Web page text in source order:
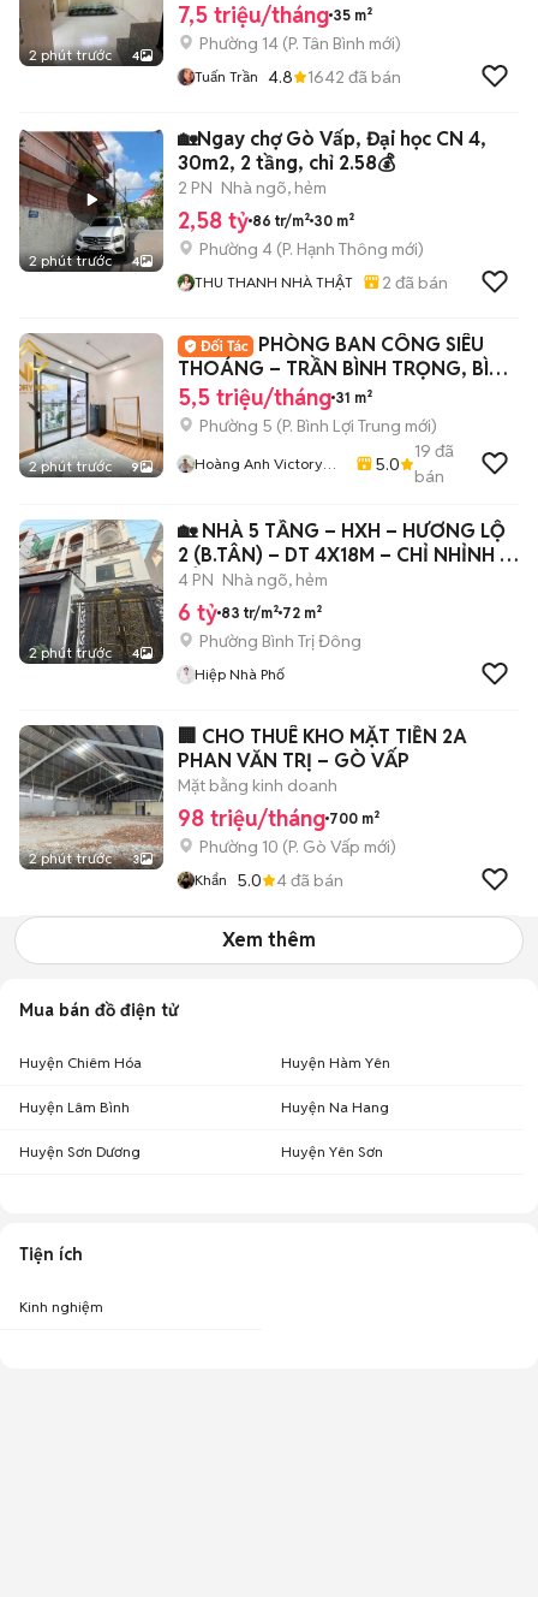
2 phút trước 4
7,5 triệu/tháng 35 m²
Phường 14 (P. Tân Bình mới)
Tuấn Trần 4.8 1642 đã bán
2 phút trước 4
🏡Ngay chợ Gò Vấp, Đại học CN 4,
30m2, 2 tầng, chỉ 2.58💰
2 PN Nhà ngõ, hẻm
2,58 tỷ 86 tr/m² 30 m²
Phường 4 (P. Hạnh Thông mới)
THU THANH NHÀ THẬT 2 đã bán
2 phút trước 9
PHÒNG BAN CÔNG SIÊU
THOÁNG – TRẦN BÌNH TRỌNG, BÌNH
THẠNH
5,5 triệu/tháng 31 m²
Phường 5 (P. Bình Lợi Trung mới)
Hoàng Anh Victory
5.0
19 đã
bán
2 phút trước 4
🏡 NHÀ 5 TẦNG – HXH – HƯƠNG LỘ
2 (B.TÂN) – DT 4X18M – CHỈ NHỈNH 6
TỶ
4 PN Nhà ngõ, hẻm
6 tỷ 83 tr/m² 72 m²
Phường Bình Trị Đông
Hiệp Nhà Phố
2 phút trước 3
🏢 CHO THUÊ KHO MẶT TIỀN 2A
PHAN VĂN TRỊ – GÒ VẤP
Mặt bằng kinh doanh
98 triệu/tháng 700 m²
Phường 10 (P. Gò Vấp mới)
Khẩn 5.0 4đã bán
Xem thêm
Mua bán đồ điện tử
Huyện Chiêm Hóa Huyện Hàm Yên
Huyện Lâm Bình Huyện Na Hang
Huyện Sơn Dương Huyện Yên Sơn
Tiện ích
Kinh nghiệm